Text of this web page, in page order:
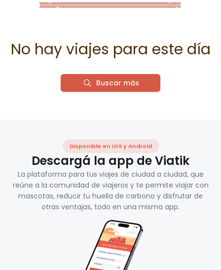
No hay viajes para este día
Buscar más
Disponible en iOS y Android
Descargá la app de Viatik
La plataforma para tus viajes de ciudad a ciudad, que
reúne a la comunidad de viajeros y te permite viajar con
mascotas, reducir tu huella de carbono y disfrutar de
otras ventajas, todo en una misma app.